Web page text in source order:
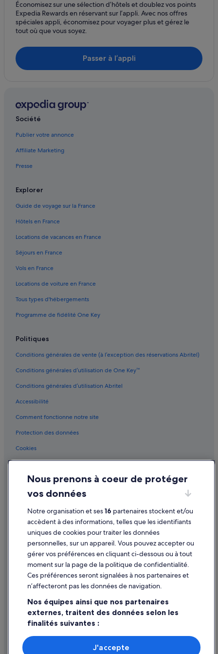
Le Chesnay-Rocquencourt : Maison d’hôtes
Le Chesnay-Rocquencourt : hôtels Hôtels avec parking
Le Chesnay-Rocquencourt : hôtels Hôtels tout compris
Le Chesnay-Rocquencourt : hôtels Hôtels pas chers
Le Chesnay-Rocquencourt : Maisons de ville
compagnie
Notre-Dame : hôtels Hôtels de luxe
Notre-Dame : hôtels Hôtels historiques
Notre-Dame : hôtels Hôtels avec vue sur l’océan
Notre-Dame : hôtels
Palais de Versailles : hôtels à proximité
Saint-Cyr-L'école : Auberges de jeunesse
Saint-Cyr-L'école : Chambres d’hôtes
Saint-Cyr-L'école : hôtels Hôtels acceptant les animaux
Saint-Cyr-L'école : hôtels Hôtels avec piscine
Saint-Cyr-L'école : hôtels Hôtels de luxe
Saint-Cyr-L'école : Complexes hôteliers
Saint-Louis : hôtels Hôtels avec piscine
Saint-Louis : hôtels Hôtels de plage
Saint-Louis : hôtels Hôtels-boutiques
Saint-Louis : hôtels Hôtels de luxe
Saint-Louis : hôtels Hôtels avec spa
Saint-Louis : hôtels Hôtels tout compris
Saint-Louis : hôtels Hôtels pas chers
Saint-Louis : hôtels
Station RER de Versailles-Château-Rive-Gauche :
Appart’hôtels
Station RER de Versailles-Château-Rive-Gauche :
Station RER de Versailles-Château-Rive-Gauche : Maison
Économisez sur une sélection d’hôtels et doublez vos points
Expedia Rewards en réservant sur l’appli. Avec nos offres
spéciales appli, économisez pour voyager plus et gérez le
tout où que vous soyez.
Passer à l’appli
Société
Publier votre annonce
Affiliate Marketing
Presse
Explorer
Guide de voyage sur la France
Hôtels en France
Locations de vacances en France
Séjours en France
Vols en France
Locations de voiture en France
Tous types d'hébergements
Programme de fidélité One Key
Politiques
Conditions générales de vente (à l’exception des réservations Abritel)
Conditions générales d’utilisation de One Key™
Conditions générales d’utilisation Abritel
Accessibilité
Comment fonctionne notre site
Protection des données
Cookies
Mentions légales / Nous contacter
Directives de contenu et signalement de contenus
Aide
Assistance
Annuler votre vol
Annuler une réservation d'hôtel ou de location de vacances
Délais de remboursement
Documents de voyage internationaux
Nous prenons à coeur de protéger
vos données
Notre organisation et ses16 partenaires stockent et/ou
accèdent à des informations, telles que les identifiants
uniques de cookies pour traiter les données
personnelles, sur un appareil. Vous pouvez accepter ou
gérer vos préférences en cliquant ci-dessous ou à tout
moment sur la page de la politique de confidentialité.
Ces préférences seront signalées à nos partenaires et
n’affecteront pas les données de navigation.
Nos équipes ainsi que nos partenaires
externes, traitent des données selon les
finalités suivantes :
Utiliser des données de géolocalisation précises. Analyser
activement les caractéristiques de l’appareil pour
J'accepte